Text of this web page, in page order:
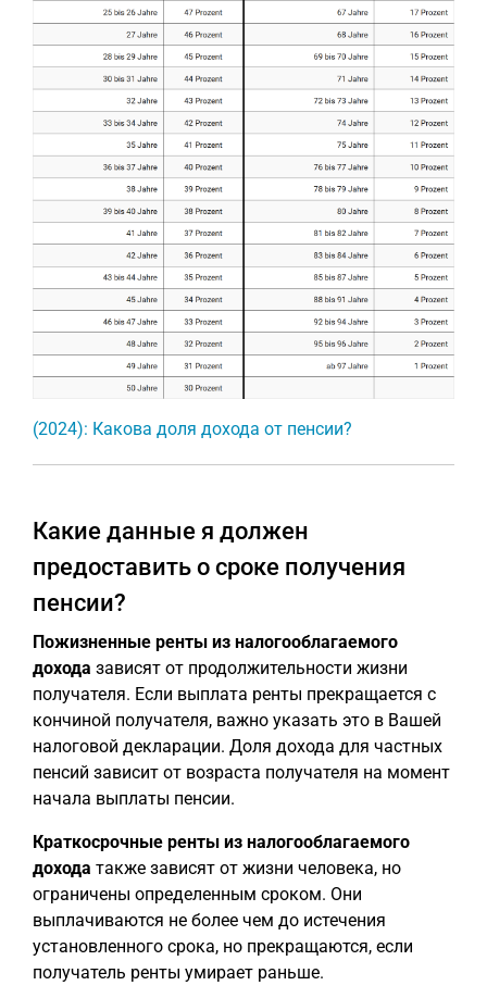
(2024): Какова доля дохода от пенсии?
Какие данные я должен
предоставить о сроке получения
пенсии?
Пожизненные ренты из налогооблагаемого
дохода зависят от продолжительности жизни
получателя. Если выплата ренты прекращается с
кончиной получателя, важно указать это в Вашей
налоговой декларации. Доля дохода для частных
пенсий зависит от возраста получателя на момент
начала выплаты пенсии.
Краткосрочные ренты из налогооблагаемого
дохода также зависят от жизни человека, но
ограничены определенным сроком. Они
выплачиваются не более чем до истечения
установленного срока, но прекращаются, если
получатель ренты умирает раньше.